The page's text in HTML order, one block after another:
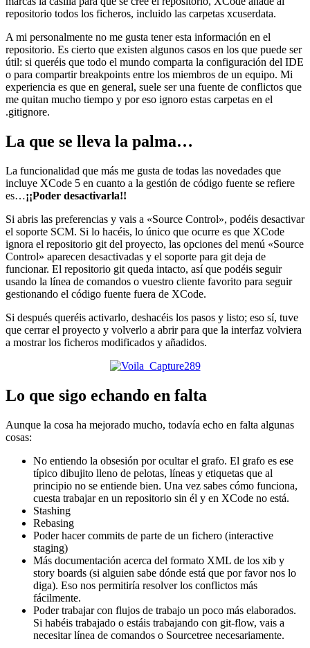
repositorio todos los ficheros, incluido las carpetas xcuserdata.
A mi personalmente no me gusta tener esta información en el
repositorio. Es cierto que existen algunos casos en los que puede ser
útil: si queréis que todo el mundo comparta la configuración del IDE
o para compartir breakpoints entre los miembros de un equipo. Mi
experiencia es que en general, suele ser una fuente de conflictos que
me quitan mucho tiempo y por eso ignoro estas carpetas en el
.gitignore.
La que se lleva la palma…
La funcionalidad que más me gusta de todas las novedades que
incluye XCode 5 en cuanto a la gestión de código fuente se refiere
es…¡¡Poder desactivarla!!
Si abris las preferencias y vais a «Source Control», podéis desactivar
el soporte SCM. Si lo hacéis, lo único que ocurre es que XCode
ignora el repositorio git del proyecto, las opciones del menú «Source
Control» aparecen desactivadas y el soporte para git deja de
funcionar. El repositorio git queda intacto, así que podéis seguir
usando la línea de comandos o vuestro cliente favorito para seguir
gestionando el código fuente fuera de XCode.
Si después queréis activarlo, deshacéis los pasos y listo; eso sí, tuve
que cerrar el proyecto y volverlo a abrir para que la interfaz volviera
a mostrar los ficheros modificados y añadidos.
Lo que sigo echando en falta
Aunque la cosa ha mejorado mucho, todavía echo en falta algunas
cosas:
No entiendo la obsesión por ocultar el grafo. El grafo es ese
típico dibujito lleno de pelotas, líneas y etiquetas que al
principio no se entiende bien. Una vez sabes cómo funciona,
cuesta trabajar en un repositorio sin él y en XCode no está.
Stashing
Rebasing
Poder hacer commits de parte de un fichero (interactive
staging)
Más documentación acerca del formato XML de los xib y
story boards (si alguien sabe dónde está que por favor nos lo
diga). Eso nos permitiría resolver los conflictos más
fácilmente.
Poder trabajar con flujos de trabajo un poco más elaborados.
Si habéis trabajado o estáis trabajando con git-flow, vais a
necesitar línea de comandos o Sourcetree necesariamente.